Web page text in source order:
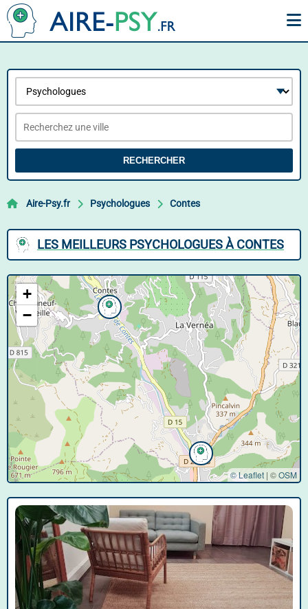
RECHERCHER
Aire-Psy.fr Psychologues Contes
LES MEILLEURS PSYCHOLOGUES À CONTES
+
−
© Leaflet | ©OSM